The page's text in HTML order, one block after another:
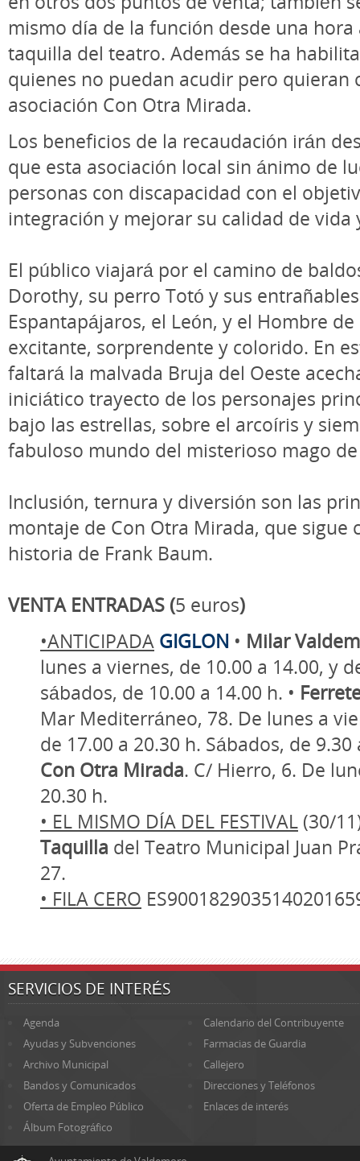
mismo día de la función desde una
taquilla del teatro. Además se ha
quienes no puedan acudir pero quieran
asociación Con Otra Mirada.
Los beneficios de la recaudación irán
que esta asociación local sin ánimo de
personas con discapacidad con el
integración y mejorar su calidad de vida
El público viajará por el camino de
Dorothy, su perro Totó y sus
Espantapájaros, el León, y el Hombre
excitante, sorprendente y colorido. En
faltará la malvada Bruja del Oeste
iniciático trayecto de los personajes
bajo las estrellas, sobre el arcoíris y
fabuloso mundo del misterioso mago de
Inclusión, ternura y diversión son las
montaje de Con Otra Mirada, que sigue
historia de Frank Baum.
VENTA ENTRADAS (5 euros)
•ANTICIPADA GIGLON • Milar
lunes a viernes, de 10.00 a 14.00, y
sábados, de 10.00 a 14.00 h. •
Mar Mediterráneo, 78. De lunes a
de 17.00 a 20.30 h. Sábados, de 9.30
Con Otra Mirada. C/ Hierro, 6. De
20.30 h.
• EL MISMO DÍA DEL FESTIVAL (30/
Taquilla del Teatro Municipal Juan
27.
• FILA CERO
SERVICIOS DE INTERÉS
Agenda
Calendario del Contribuyente
Ayudas y Subvenciones
Farmacias de Guardia
Archivo Municipal
Callejero
Bandos y Comunicados
Direcciones y Teléfonos
Oferta de Empleo Público
Enlaces de interés
Álbum Fotográfico